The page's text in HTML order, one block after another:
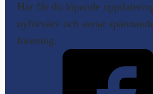
Här får du löpande
nyförvärv och annat
förening.